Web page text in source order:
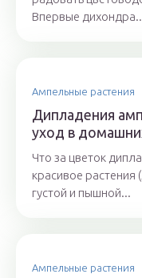
Впервые
Ампельные растения
Дипладения
уход в
Что за цветок
красивое растения
густой и пышной...
Ампельные растения